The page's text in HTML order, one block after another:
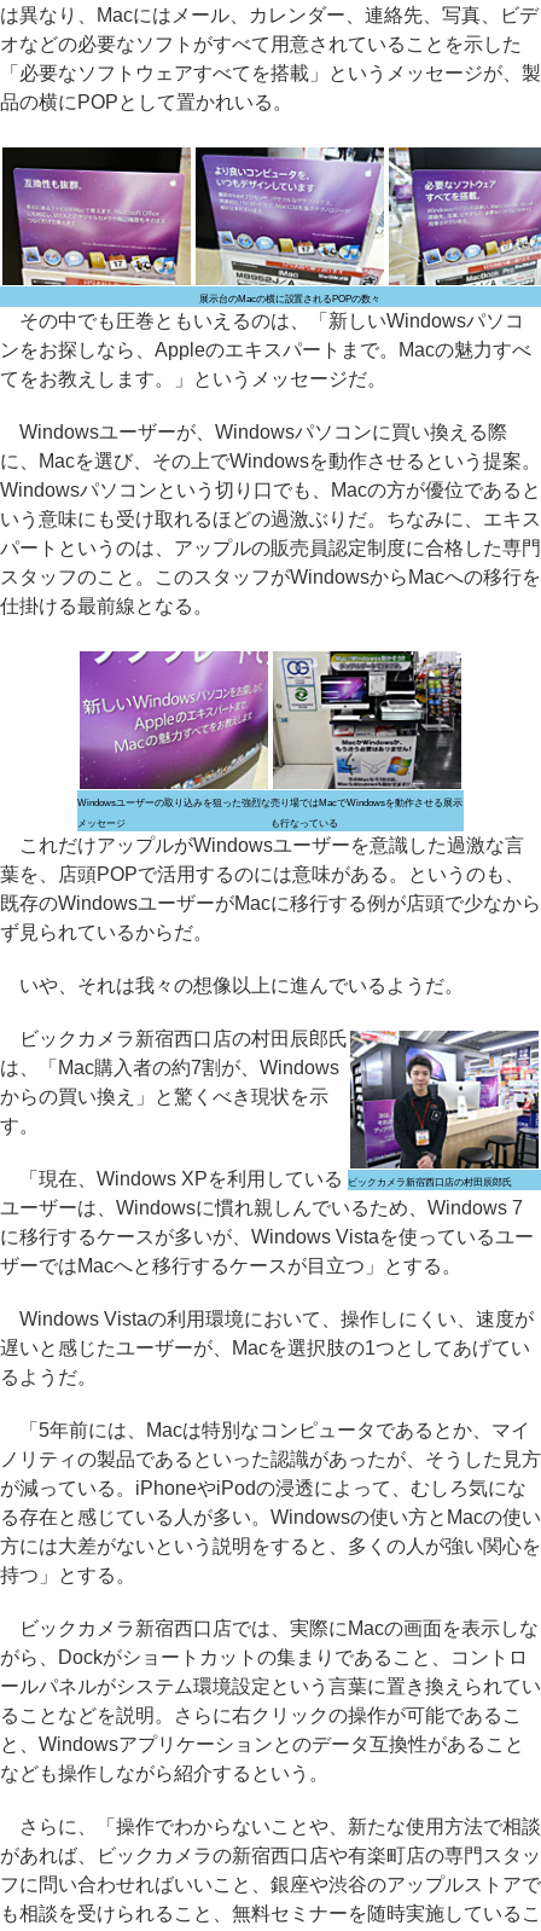
は異なり、Macにはメール、カレンダー、連絡先、写真、ビデ
オなどの必要なソフトがすべて用意されていることを示した
「必要なソフトウェアすべてを搭載」というメッセージが、製
品の横にPOPとして置かれいる。
展示台のMacの横に設置されるPOPの数々
その中でも圧巻ともいえるのは、「新しいWindowsパソコ
ンをお探しなら、Appleのエキスパートまで。Macの魅力すべ
てをお教えします。」というメッセージだ。
Windowsユーザーが、Windowsパソコンに買い換える際
に、Macを選び、その上でWindowsを動作させるという提案。
Windowsパソコンという切り口でも、Macの方が優位であると
いう意味にも受け取れるほどの過激ぶりだ。ちなみに、エキス
パートというのは、アップルの販売員認定制度に合格した専門
スタッフのこと。このスタッフがWindowsからMacへの移行を
仕掛ける最前線となる。
Windowsユーザーの取り込みを狙った強烈な
メッセージ
売り場ではMacでWindowsを動作させる展示
も行なっている
これだけアップルがWindowsユーザーを意識した過激な言
葉を、店頭POPで活用するのには意味がある。というのも、
既存のWindowsユーザーがMacに移行する例が店頭で少なから
ず見られているからだ。
いや、それは我々の想像以上に進んでいるようだ。
ビックカメラ新宿西口店の村田辰郎氏
ビックカメラ新宿西口店の村田辰郎氏
は、「Mac購入者の約7割が、Windows
からの買い換え」と驚くべき現状を示
す。
「現在、Windows XPを利用している
ユーザーは、Windowsに慣れ親しんでいるため、Windows 7
に移行するケースが多いが、Windows Vistaを使っているユー
ザーではMacへと移行するケースが目立つ」とする。
Windows Vistaの利用環境において、操作しにくい、速度が
遅いと感じたユーザーが、Macを選択肢の1つとしてあげてい
るようだ。
「5年前には、Macは特別なコンピュータであるとか、マイ
ノリティの製品であるといった認識があったが、そうした見方
が減っている。iPhoneやiPodの浸透によって、むしろ気にな
る存在と感じている人が多い。Windowsの使い方とMacの使い
方には大差がないという説明をすると、多くの人が強い関心を
持つ」とする。
ビックカメラ新宿西口店では、実際にMacの画面を表示しな
がら、Dockがショートカットの集まりであること、コントロ
ールパネルがシステム環境設定という言葉に置き換えられてい
ることなどを説明。さらに右クリックの操作が可能であるこ
と、Windowsアプリケーションとのデータ互換性があること
なども操作しながら紹介するという。
さらに、「操作でわからないことや、新たな使用方法で相談
があれば、ビックカメラの新宿西口店や有楽町店の専門スタッ
フに問い合わせればいいこと、銀座や渋谷のアップルストアで
も相談を受けられること、無料セミナーを随時実施しているこ